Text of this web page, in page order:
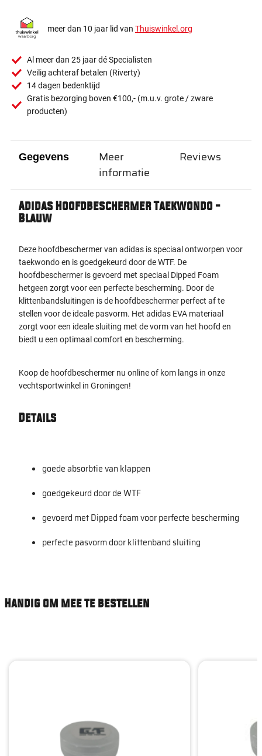
meer dan 10 jaar lid van Thuiswinkel.org
Al meer dan 25 jaar dé Specialisten
Veilig achteraf betalen (Riverty)
14 dagen bedenktijd
Gratis bezorging boven €100,- (m.u.v. grote / zware
producten)
Gegevens
Adidas Hoofdbeschermer Taekwondo -
Blauw
Deze hoofdbeschermer van adidas is speciaal ontworpen voor
taekwondo en is goedgekeurd door de WTF. De
hoofdbeschermer is gevoerd met speciaal Dipped Foam
hetgeen zorgt voor een perfecte bescherming. Door de
klittenbandsluitingen is de hoofdbeschermer perfect af te
stellen voor de ideale pasvorm. Het adidas EVA materiaal
zorgt voor een ideale sluiting met de vorm van het hoofd en
biedt u een optimaal comfort en bescherming.
Koop de hoofdbeschermer nu online of kom langs in onze
vechtsportwinkel in Groningen!
Details
goede absorbtie van klappen
goedgekeurd door de WTF
gevoerd met Dipped foam voor perfecte bescherming
perfecte pasvorm door klittenband sluiting
Meer
informatie
Reviews
Handig om mee te bestellen